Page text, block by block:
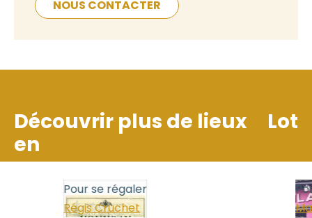
NOUS CONTACTER
Découvrir plus de lieux
en
Lot
Pour se régaler
Régis Cruchet